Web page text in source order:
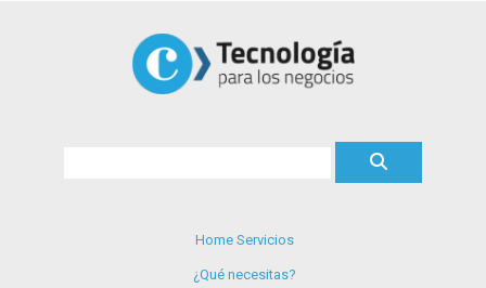
Home Servicios
¿Qué necesitas?